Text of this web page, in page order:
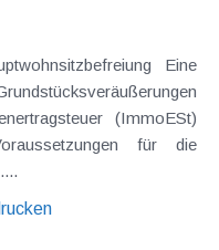
Eine
(ImmoESt)
für die